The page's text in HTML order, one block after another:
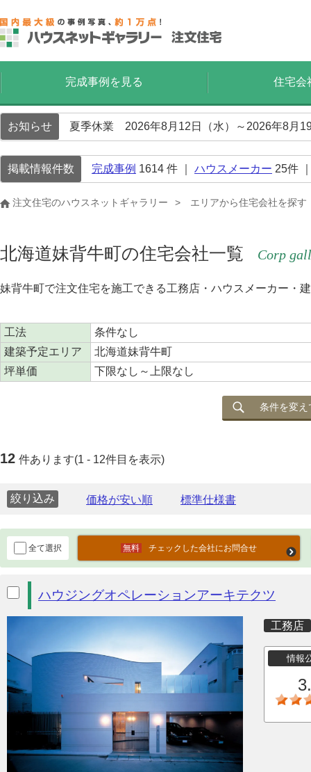
完成事例を見る 住宅会
お知らせ 夏季休業 2026年8月12日（水）～2026年8月
掲載情報件数 完成事例 1614 件 ｜ ハウスメーカー 25件
注文住宅のハウスネットギャラリー エリアから住宅会社を探す
北海道妹背牛町の住宅会社一覧 Corp
妹背牛町で注文住宅を施工できる工務店・ハウスメーカー・
工法
条件なし
建築予定エリア
北海道妹背牛町
坪単価
下限なし～上限なし
条件を変え
12 件あります(1 - 12件目を表示)
絞り込み
全て選択 チェックした会社にお問合せ
ハウジングオペレーションアーキテクツ
工務店
情報